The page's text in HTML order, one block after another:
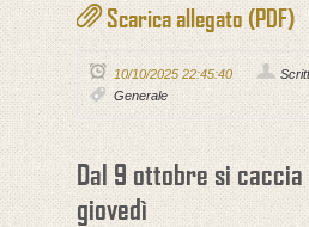
Scarica allegato (PDF)
10/10/2025 22:45:40
Generale
Dal 9 ottobre si caccia
giovedì